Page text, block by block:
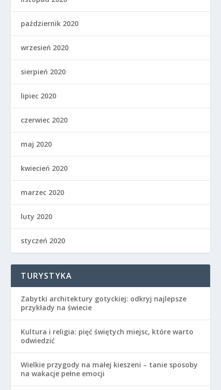
październik 2020
wrzesień 2020
sierpień 2020
lipiec 2020
czerwiec 2020
maj 2020
kwiecień 2020
marzec 2020
luty 2020
styczeń 2020
TURYSTYKA
Zabytki architektury gotyckiej: odkryj najlepsze
przykłady na świecie
Kultura i religia: pięć świętych miejsc, które warto
odwiedzić
Wielkie przygody na małej kieszeni – tanie sposoby
na wakacje pełne emocji